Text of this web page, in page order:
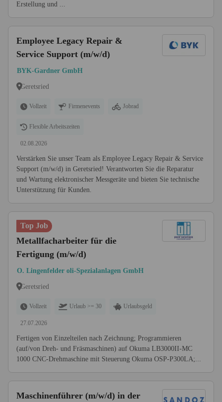
Erstellung und ...
Employee Legacy Repair &
Service Support (m/w/d)
BYK-Gardner GmbH
Geretsried
Vollzeit Firmenevents Jobrad
Flexible Arbeitszeiten
02.08.2026
Verstärken Sie unser Team als Employee Legacy Repair & Service
Support (m/w/d) in Geretsried! Verantworten Sie die Reparatur
und Wartung elektronischer Messgeräte und bieten Sie technische
Unterstützung für Kunden.
Top Job
Metallfacharbeiter für die
Fertigung (m/w/d)
O. Lingenfelder oli-Spezialanlagen GmbH
Geretsried
Vollzeit Urlaub >= 30 Urlaubsgeld
27.07.2026
Fertigen von Einzelteilen nach Zeichnung; Programmieren
(auf/von Dreh- und Fräsmaschinen) auf Okuma LB3000II-MC
1000 CNC-Drehmaschine mit Steuerung Okuma OSP-P300LA;...
Maschinenführer (m/w/d) in der